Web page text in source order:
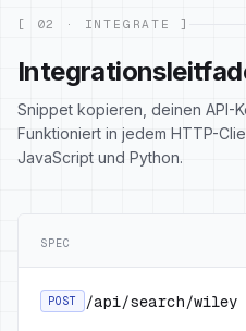
[ 02 · INTEGRATE ]
Snippet kopieren, deinen API-
Funktioniert in jedem HTTP-
JavaScript und Python.
SPEC
POST /api/search/wiley